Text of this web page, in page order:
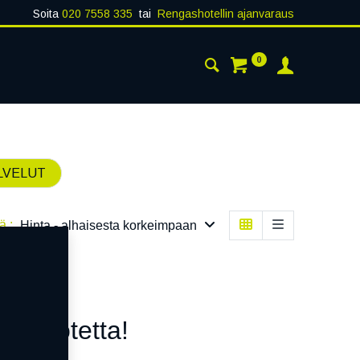
Soita 020 7558 335 tai Rengashotellin ajanvaraus
0
: Hinta - alhaisesta korkeimpaan
tuotetta!